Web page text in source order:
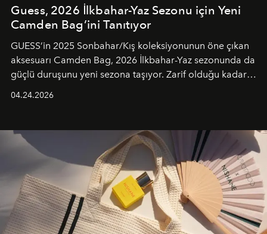
Guess, 2026 İlkbahar-Yaz Sezonu için Yeni
Camden Bag’ini Tanıtıyor
GUESS’in 2025 Sonbahar/Kış koleksiyonunun öne çıkan
aksesuarı Camden Bag, 2026 İlkbahar-Yaz sezonunda da
güçlü duruşunu yeni sezona taşıyor. Zarif olduğu kadar
04.24.2026